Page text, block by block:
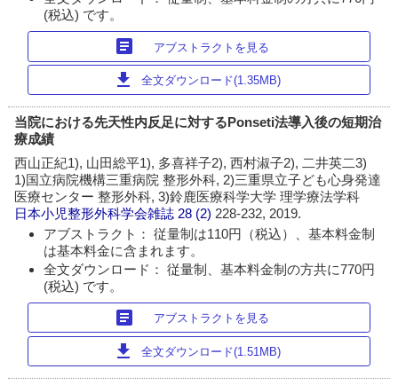
(税込) です。
article アブストラクトを見る
download 全文ダウンロード(1.35MB)
当院における先天性内反足に対するPonseti法導入後の短期治
療成績
西山正紀1), 山田総平1), 多喜祥子2), 西村淑子2), 二井英二3)
1)国立病院機構三重病院 整形外科, 2)三重県立子ども心身発達
医療センター 整形外科, 3)鈴鹿医療科学大学 理学療法学科
日本小児整形外科学会雑誌 28 (2) 228-232, 2019.
アブストラクト： 従量制は110円（税込）、基本料金制
は基本料金に含まれます。
全文ダウンロード： 従量制、基本料金制の方共に770円
(税込) です。
article アブストラクトを見る
download 全文ダウンロード(1.51MB)